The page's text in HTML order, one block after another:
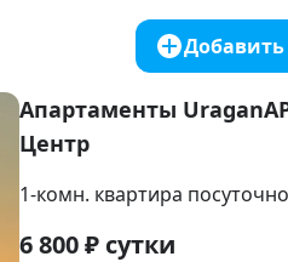
Апартаменты
Центр
1-комн. квартира посуточно
6 800₽ сутки